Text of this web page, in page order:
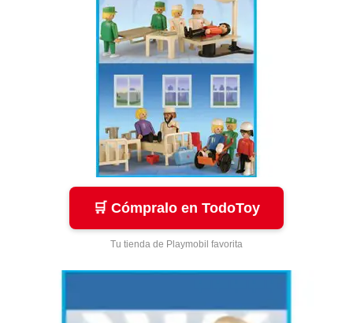
🛒 Cómpralo en TodoToy
Tu tienda de Playmobil favorita